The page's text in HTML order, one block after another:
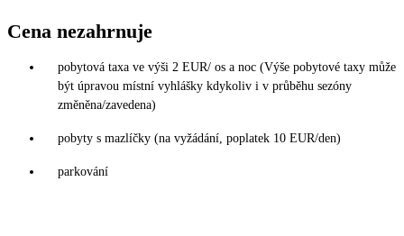
Cena nezahrnuje
pobytová taxa ve výši 2 EUR/ os a noc (Výše pobytové taxy může
být úpravou místní vyhlášky kdykoliv i v průběhu sezóny
změněna/zavedena)
pobyty s mazlíčky (na vyžádání, poplatek 10 EUR/den)
parkování